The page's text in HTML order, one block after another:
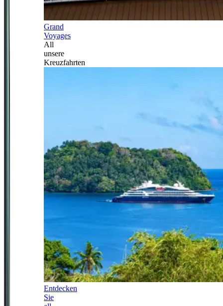
Grand
Voyages
All
unsere
Kreuzfahrten
Entdecken
Sie